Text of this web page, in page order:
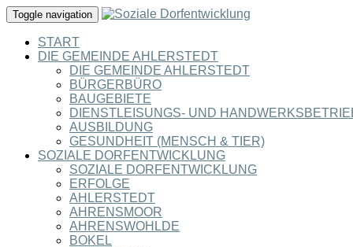
Toggle navigation
START
DIE GEMEINDE AHLERSTEDT
DIE GEMEINDE AHLERSTEDT
BÜRGERBÜRO
BAUGEBIETE
DIENSTLEISUNGS- UND
AUSBILDUNG
GESUNDHEIT (MENSCH & TIER)
SOZIALE DORFENTWICKLUNG
SOZIALE DORFENTWICKLUNG
ERFOLGE
AHLERSTEDT
AHRENSMOOR
AHRENSWOHLDE
BOKEL